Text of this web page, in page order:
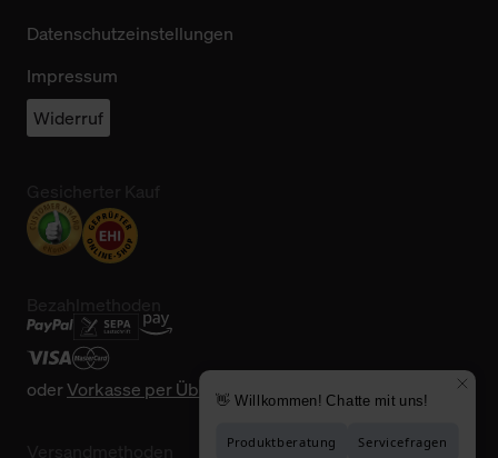
Datenschutzeinstellungen
Impressum
Widerruf
oderVorkasse per Überweisung